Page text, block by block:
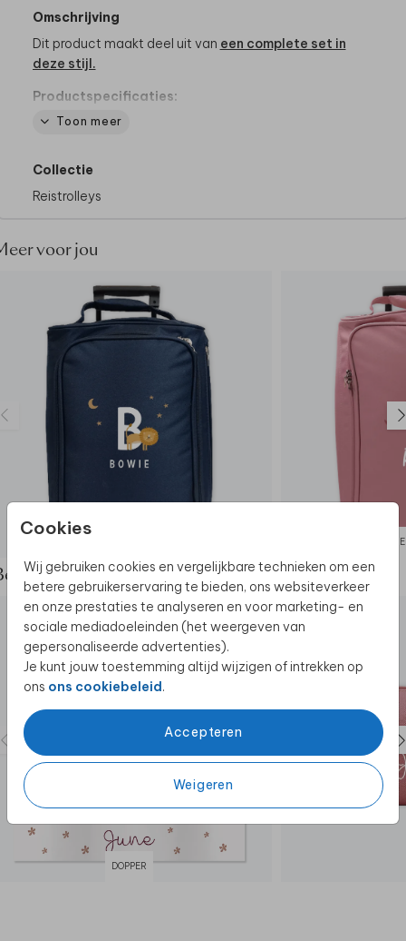
Cookies
Wij gebruiken cookies en vergelijkbare technieken om een
betere gebruikerservaring te bieden, ons websiteverkeer
en onze prestaties te analyseren en voor marketing- en
sociale mediadoeleinden (het weergeven van
gepersonaliseerde advertenties).
Je kunt jouw toestemming altijd wijzigen of intrekken op
ons ons cookiebeleid.
Accepteren
Weigeren
Omschrijving
Dit product maakt deel uit van een complete set in
deze stijl.
Productspecificaties:
- Afmetingen klein: 41 x 32 x 15 cm (buiten) en 40 x
35 x 17 cm (binnen)
- Gewicht klein: ca. 1,58 kg
met rits
- Extra bescherming onderaan door stevige
knoppen
- Handzaam door de twee handige wielen
- Waterafstotend 600 D materiaal
Toon meer
Collectie
Reistrolleys
voor jou
de complete set
DOPPER